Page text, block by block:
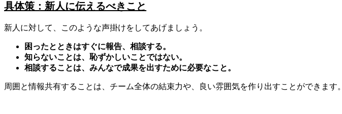
具体策： 新人に伝えるべきこと
新人に対して、このような声掛けをしてあげましょう。
困ったとときはすぐに報告、相談する。
知らないことは、恥ずかしいことではない。
相談することは、みんなで成果を出すために必要なこと。
周囲と情報共有することは、チーム全体の結束力や、良い雰囲気を作り出すことができます。